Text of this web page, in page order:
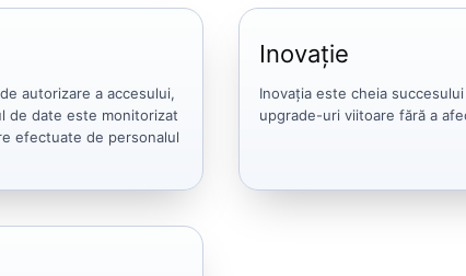
autorizare a accesului,
de date este monitorizat
efectuate de personalul
Inovaţie
Inovația este cheia
upgrade-uri viitoare fără a